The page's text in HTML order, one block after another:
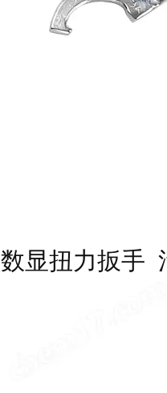
数显扭力扳手